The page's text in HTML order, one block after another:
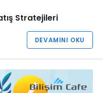
Stratejileri
DEVAMINI OKU